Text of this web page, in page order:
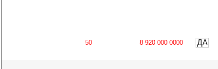
ДА